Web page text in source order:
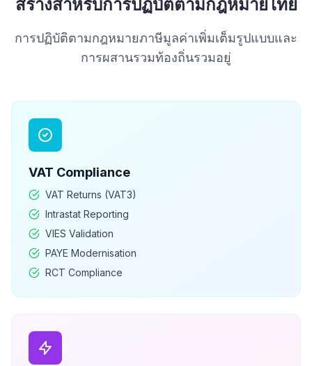
สร้างสำหรับการปฏิบัติตามกฎหมายไทย
การปฏิบัติตามกฎหมายภาษีมูลค่าเพิ่มเต็มรูปแบบและ
การผสานรวมท้องถิ่นรวมอยู่
VAT Compliance
VAT Returns (VAT3)
Intrastat Reporting
VIES Validation
PAYE Modernisation
RCT Compliance